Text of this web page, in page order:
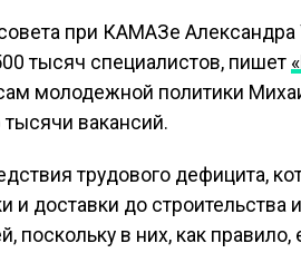
при КАМАЗе
тысяч специалистов, пишет
молодежной политики
вакансий.
трудового дефицита,
и доставки до строительства
поскольку в них, как правило,